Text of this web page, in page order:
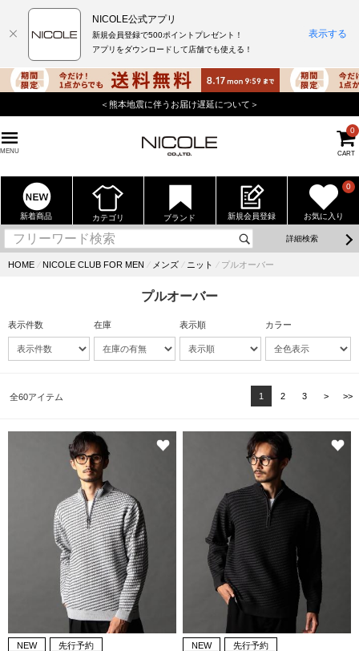
店舗でもポイントが貯まる使えるニコル公式アプリをダウンロー
MENU CART
0
新着商品 カテゴリ ブランド 新規会員登録 お気に入り
0
詳細検索
HOME ⁄ NICOLE CLUB FOR MEN ⁄ メンズ ⁄ ニット ⁄ プルオーバー
プルオーバー
表示件数 在庫 表示順 カラー
全60アイテム 1 2 3 > >>
NEW
先行予約
NEW
先行予約
NICOLE公式アプリ
新規会員登録で500ポイントプレゼント！
アプリをダウンロードして店舗でも使える！
表示する